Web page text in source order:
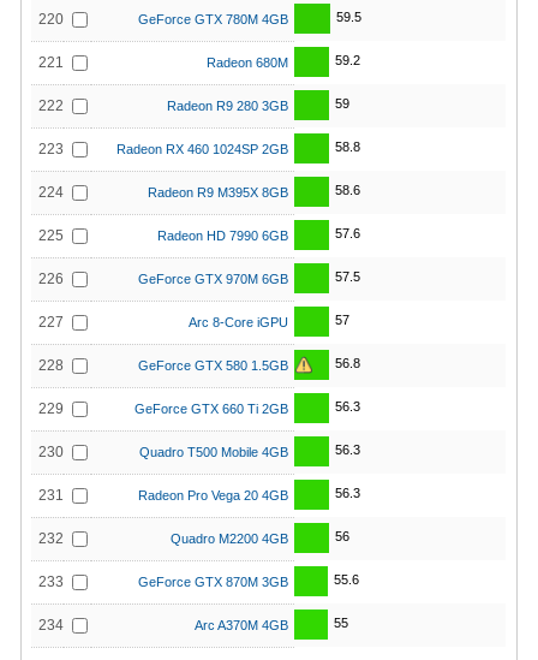
220 GeForce GTX 780M 4GB 59.5
221 Radeon 680M 59.2
222 Radeon R9 280 3GB 59
223 Radeon RX 460 1024SP 2GB 58.8
224 Radeon R9 M395X 8GB 58.6
225 Radeon HD 7990 6GB 57.6
226 GeForce GTX 970M 6GB 57.5
227 Arc 8-Core iGPU 57
228 GeForce GTX 580 1.5GB 56.8
229 GeForce GTX 660 Ti 2GB 56.3
230 Quadro T500 Mobile 4GB 56.3
231 Radeon Pro Vega 20 4GB 56.3
232 Quadro M2200 4GB 56
233 GeForce GTX 870M 3GB 55.6
234 Arc A370M 4GB 55